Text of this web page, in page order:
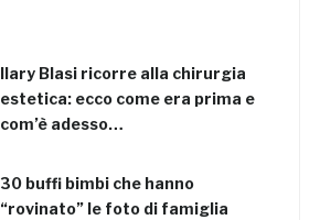
Ilary Blasi ricorre alla chirurgia
estetica: ecco come era prima e
com’è adesso…
30 buffi bimbi che hanno
“rovinato” le foto di famiglia